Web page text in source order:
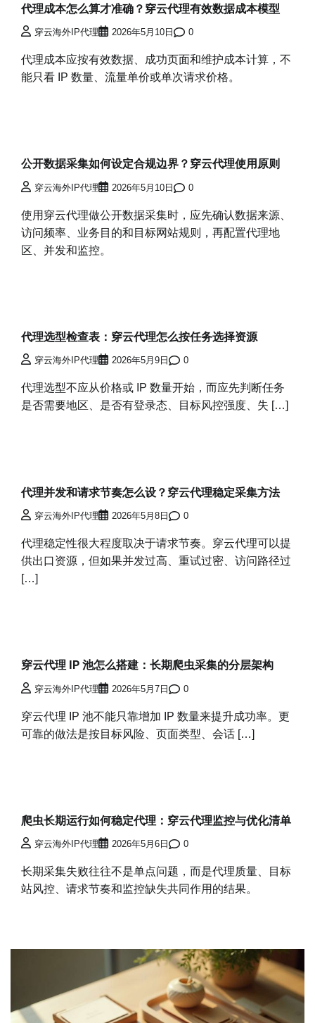
代理成本怎么算才准确？穿云代理有效数据成本模型
穿云海外IP代理 2026年5月10日 0
代理成本应按有效数据、成功页面和维护成本计算，不
能只看 IP 数量、流量单价或单次请求价格。
公开数据采集如何设定合规边界？穿云代理使用原则
穿云海外IP代理 2026年5月10日 0
使用穿云代理做公开数据采集时，应先确认数据来源、
访问频率、业务目的和目标网站规则，再配置代理地
区、并发和监控。
代理选型检查表：穿云代理怎么按任务选择资源
穿云海外IP代理 2026年5月9日 0
代理选型不应从价格或 IP 数量开始，而应先判断任务
是否需要地区、是否有登录态、目标风控强度、失 […]
代理并发和请求节奏怎么设？穿云代理稳定采集方法
穿云海外IP代理 2026年5月8日 0
代理稳定性很大程度取决于请求节奏。穿云代理可以提
供出口资源，但如果并发过高、重试过密、访问路径过
[…]
穿云代理 IP 池怎么搭建：长期爬虫采集的分层架构
穿云海外IP代理 2026年5月7日 0
穿云代理 IP 池不能只靠增加 IP 数量来提升成功率。更
可靠的做法是按目标风险、页面类型、会话 […]
爬虫长期运行如何稳定代理：穿云代理监控与优化清单
穿云海外IP代理 2026年5月6日 0
长期采集失败往往不是单点问题，而是代理质量、目标
站风控、请求节奏和监控缺失共同作用的结果。